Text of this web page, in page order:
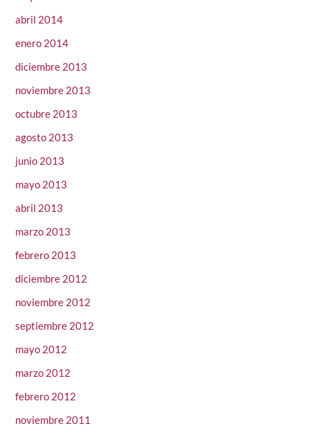
abril 2014
enero 2014
diciembre 2013
noviembre 2013
octubre 2013
agosto 2013
junio 2013
mayo 2013
abril 2013
marzo 2013
febrero 2013
diciembre 2012
noviembre 2012
septiembre 2012
mayo 2012
marzo 2012
febrero 2012
noviembre 2011